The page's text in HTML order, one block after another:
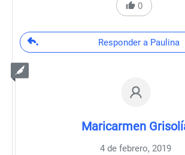
0
Responder a Paulina
Maricarmen
4 de febrero, 2019